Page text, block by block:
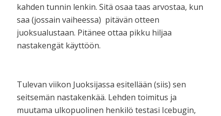
kahden tunnin lenkin. Sitä osaa taas arvostaa, kun
saa (jossain vaiheessa) pitävän otteen
juoksualustaan. Pitänee ottaa pikku hiljaa
nastakengät käyttöön.
Tulevan viikon Juoksijassa esitellään (siis) sen
seitsemän nastakenkää. Lehden toimitus ja
muutama ulkopuolinen henkilö testasi Icebugin,